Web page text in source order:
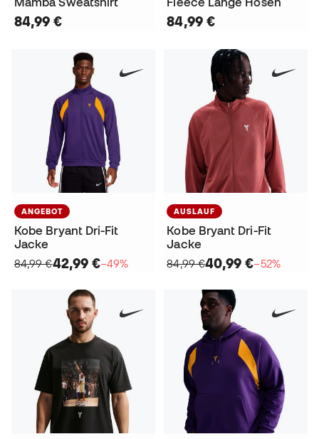
84,99 € 84,99 €
ANGEBOT
Kobe Bryant Dri-Fit
Jacke
84,99 €42,99 €−49%
AUSLAUF
Kobe Bryant Dri-Fit
Jacke
84,99 €40,99 €−52%